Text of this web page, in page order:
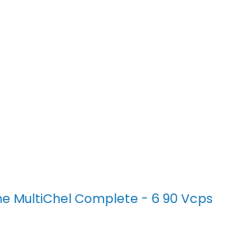
MultiChel Complete - 6 90 Vcps